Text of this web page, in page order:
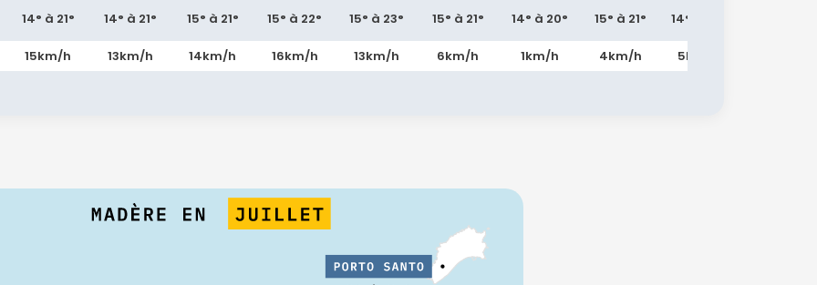
14° à 21°
15km/h
14° à 21°
13km/h
15° à 21°
14km/h
15° à 22°
16km/h
15° à 23°
13km/h
15° à 21°
6km/h
14° à 20°
1km/h
15° à 21°
4km/h
14° à 19°
5km/h